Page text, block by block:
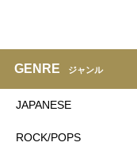
GENRE ジャンル
JAPANESE
ROCK/POPS